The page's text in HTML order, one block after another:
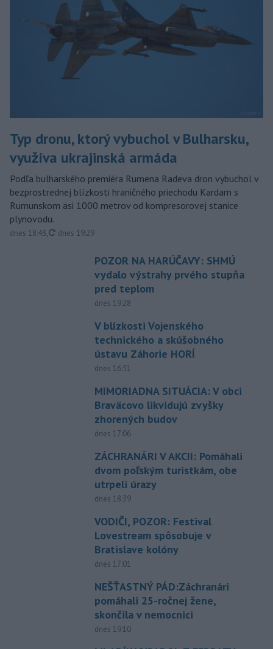
Typ dronu, ktorý vybuchol v Bulharsku,
využíva ukrajinská armáda
Podľa bulharského premiéra Rumena Radeva dron vybuchol v
bezprostrednej blízkosti hraničného priechodu Kardam s
Rumunskom asi 1000 metrov od kompresorovej stanice
plynovodu.
dnes 18:43, aktualizované
dnes 19:29
POZOR NA HARÚČAVY: SHMÚ
vydalo výstrahy prvého stupňa
pred teplom
dnes 19:28
V blízkosti Vojenského
technického a skúšobného
ústavu Záhorie HORÍ
dnes 16:51
MIMORIADNA SITUÁCIA: V obci
Braväcovo likvidujú zvyšky
zhorených budov
dnes 17:06
ZÁCHRANÁRI V AKCII: Pomáhali
dvom poľským turistkám, obe
utrpeli úrazy
dnes 18:39
VODIČI, POZOR: Festival
Lovestream spôsobuje v
Bratislave kolóny
dnes 17:01
NEŠŤASTNÝ PÁD:Záchranári
pomáhali 25-ročnej žene,
skončila v nemocnici
dnes 19:10